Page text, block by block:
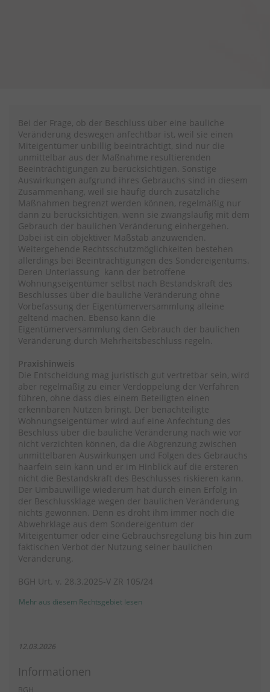
Bei der Frage, ob der Beschluss über eine bauliche
Veränderung deswegen anfechtbar ist, weil sie einen
Miteigentümer unbillig beeinträchtigt, sind nur die
unmittelbar aus der Maßnahme resultierenden
Beeinträchtigungen zu berücksichtigen. Sonstige
Auswirkungen aufgrund ihres Gebrauchs sind in diesem
Zusammenhang, weil sie häufig durch zusätzliche
Maßnahmen begrenzt werden können, regelmäßig nur
dann zu berücksichtigen, wenn sie zwangsläufig mit dem
Gebrauch der baulichen Veränderung einhergehen.
Dabei ist ein objektiver Maßstab anzuwenden.
Weitergehende Rechtsschutzmöglichkeiten bestehen
allerdings bei Beeinträchtigungen des Sondereigentums.
Deren Unterlassung kann der betroffene
Wohnungseigentümer selbst nach Bestandskraft des
Beschlusses über die bauliche Veränderung ohne
Vorbefassung der Eigentümerversammlung alleine
geltend machen. Ebenso kann die
Eigentümerversammlung den Gebrauch der baulichen
Veränderung durch Mehrheitsbeschluss regeln.
Praxishinweis
Die Entscheidung mag juristisch gut vertretbar sein, wird
aber regelmäßig zu einer Verdoppelung der Verfahren
führen, ohne dass dies einem Beteiligten einen
erkennbaren Nutzen bringt. Der benachteiligte
Wohnungseigentümer wird auf eine Anfechtung des
Beschluss über die bauliche Veränderung nach wie vor
nicht verzichten können, da die Abgrenzung zwischen
unmittelbaren Auswirkungen und Folgen des Gebrauchs
haarfein sein kann und er im Hinblick auf die ersteren
nicht die Bestandskraft des Beschlusses riskieren kann.
Der Umbauwillige wiederum hat durch einen Erfolg in
der Beschlussklage wegen der baulichen Veränderung
nichts gewonnen. Denn es droht ihm immer noch die
Abwehrklage aus dem Sondereigentum der
Miteigentümer oder eine Gebrauchsregelung bis hin zum
faktischen Verbot der Nutzung seiner baulichen
Veränderung.
BGH Urt. v. 28.3.2025-V ZR 105/24
Mehr aus diesem Rechtsgebiet lesen
12.03.2026
Informationen
BGH